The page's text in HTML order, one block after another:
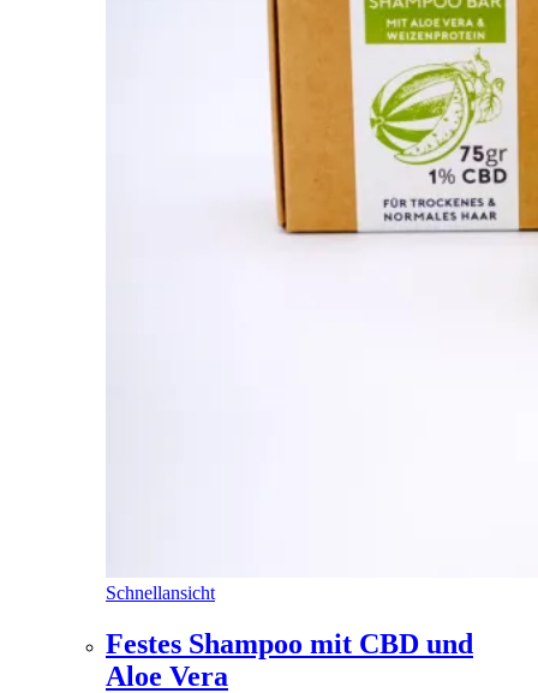
Schnellansicht
Festes Shampoo mit CBD und
Aloe Vera